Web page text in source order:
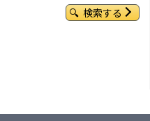
検索する